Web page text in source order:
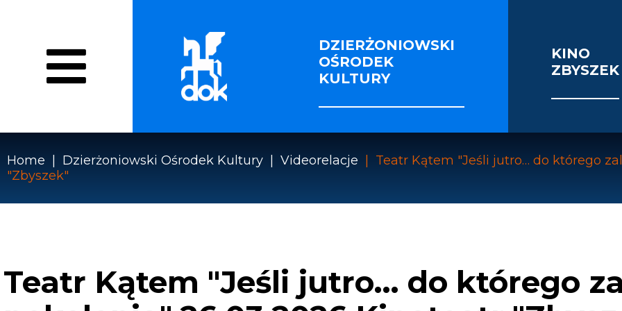
O NAS WYDARZENIA PRACOWNIE I SEKCJE VIDEO
WZMOCNIENIE EFEKTYWNOŚCI ENERGETYCZNEJ BUDYNKU
DZIERŻONIOWSKI
OŚRODEK
KULTURY
KINO
ZBYSZEK
Ścieżka
nawigacyjna
Home Dzierżoniowski Ośrodek Kultury Videorelacje
Teatr Kątem "Jeśli jutro… do którego
"Zbyszek"
Teatr Kątem "Jeśli jutro… do którego